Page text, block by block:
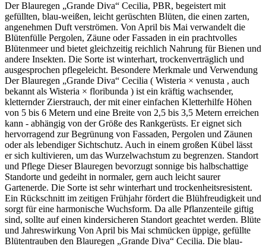
Der Blauregen „Grande Diva“ Cecilia, PBR, begeistert mit
gefüllten, blau-weißen, leicht gerüschten Blüten, die einen zarten,
angenehmen Duft verströmen. Von April bis Mai verwandelt die
Blütenfülle Pergolen, Zäune oder Fassaden in ein prachtvolles
Blütenmeer und bietet gleichzeitig reichlich Nahrung für Bienen und
andere Insekten. Die Sorte ist winterhart, trockenverträglich und
ausgesprochen pflegeleicht. Besondere Merkmale und Verwendung
Der Blauregen „Grande Diva“ Cecilia ( Wisteria × venusta , auch
bekannt als Wisteria × floribunda ) ist ein kräftig wachsender,
kletternder Zierstrauch, der mit einer einfachen Kletterhilfe Höhen
von 5 bis 6 Metern und eine Breite von 2,5 bis 3,5 Metern erreichen
kann - abhängig von der Größe des Rankgerüsts. Er eignet sich
hervorragend zur Begrünung von Fassaden, Pergolen und Zäunen
oder als lebendiger Sichtschutz. Auch in einem großen Kübel lässt
er sich kultivieren, um das Wurzelwachstum zu begrenzen. Standort
und Pflege Dieser Blauregen bevorzugt sonnige bis halbschattige
Standorte und gedeiht in normaler, gern auch leicht saurer
Gartenerde. Die Sorte ist sehr winterhart und trockenheitsresistent.
Ein Rückschnitt im zeitigen Frühjahr fördert die Blühfreudigkeit und
sorgt für eine harmonische Wuchsform. Da alle Pflanzenteile giftig
sind, sollte auf einen kindersicheren Standort geachtet werden. Blüte
und Jahreswirkung Von April bis Mai schmücken üppige, gefüllte
Blütentrauben den Blauregen „Grande Diva“ Cecilia. Die blau-